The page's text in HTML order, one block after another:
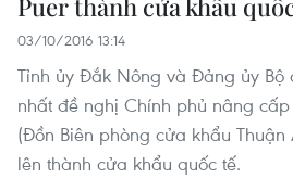
Puer thành cửa khẩu
03/10/2016 13:14
Tỉnh ủy Đắk Nông và Đảng ủy Bộ
nhất đề nghị Chính phủ nâng
(Đồn Biên phòng cửa khẩu
lên thành cửa khẩu quốc tế.